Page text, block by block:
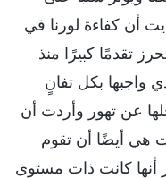
أن كفاءة لورنا في
تقدمًا كبيرًا منذ
واجبها بكل تفانٍ
عن تهور وأردت أن
هي أيضًا أن تقوم
أنها كانت ذات مستوى